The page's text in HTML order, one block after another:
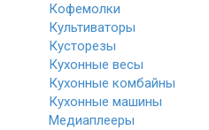
Кофемолки
Культиваторы
Кусторезы
Кухонные весы
Кухонные комбайны
Кухонные машины
Медиаплееры